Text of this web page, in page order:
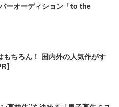
ーオーディション「to the
もちろん！ 国内外の人気作がす
】